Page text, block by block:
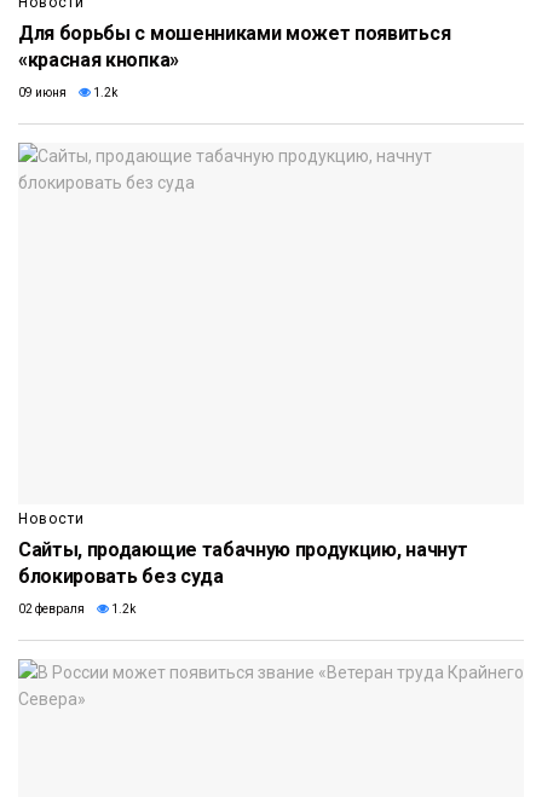
Для борьбы с мошенниками может появиться
«красная кнопка»
09 июня 1.2k
Новости
Сайты, продающие табачную продукцию, начнут
блокировать без суда
02 февраля 1.2k